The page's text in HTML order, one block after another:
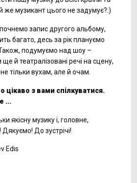
же музикант цього не задумує?:)
запис другого альбому,
багато, десь за рік плануємо
подумуємо над шоу –
й театралізовані речі на сцену,
тільки вухам, але й очам.
цікаво з вами спілкуватися.
...
якісну музику і, головне,
Дякуємо! До зустрічі!
Edis